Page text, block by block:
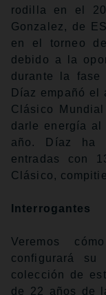
rodilla en el
Gonzalez, de
en el torneo
debido a la
durante la
Díaz empañó el
Clásico
darle energía al
año. Díaz ha
entradas con
Clásico,
Interrogantes
Veremos
configurará
colección de
de 22 años de